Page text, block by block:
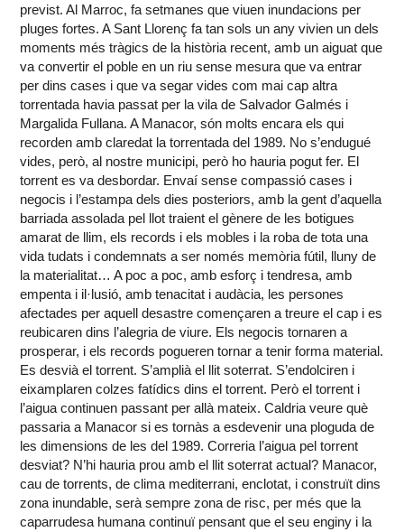
previst. Al Marroc, fa setmanes que viuen inundacions per
pluges fortes. A Sant Llorenç fa tan sols un any vivien un dels
moments més tràgics de la història recent, amb un aiguat que
va convertir el poble en un riu sense mesura que va entrar
per dins cases i que va segar vides com mai cap altra
torrentada havia passat per la vila de Salvador Galmés i
Margalida Fullana. A Manacor, són molts encara els qui
recorden amb claredat la torrentada del 1989. No s’endugué
vides, però, al nostre municipi, però ho hauria pogut fer. El
torrent es va desbordar. Envaí sense compassió cases i
negocis i l’estampa dels dies posteriors, amb la gent d’aquella
barriada assolada pel llot traient el gènere de les botigues
amarat de llim, els records i els mobles i la roba de tota una
vida tudats i condemnats a ser només memòria fútil, lluny de
la materialitat… A poc a poc, amb esforç i tendresa, amb
empenta i il·lusió, amb tenacitat i audàcia, les persones
afectades per aquell desastre començaren a treure el cap i es
reubicaren dins l’alegria de viure. Els negocis tornaren a
prosperar, i els records pogueren tornar a tenir forma material.
Es desvià el torrent. S’amplià el llit soterrat. S’endolciren i
eixamplaren colzes fatídics dins el torrent. Però el torrent i
l’aigua continuen passant per allà mateix. Caldria veure què
passaria a Manacor si es tornàs a esdevenir una ploguda de
les dimensions de les del 1989. Correria l’aigua pel torrent
desviat? N’hi hauria prou amb el llit soterrat actual? Manacor,
cau de torrents, de clima mediterrani, enclotat, i construït dins
zona inundable, serà sempre zona de risc, per més que la
caparrudesa humana continuï pensant que el seu enginy i la